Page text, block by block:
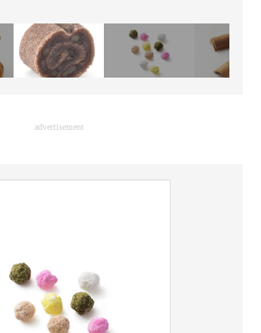
advertisement